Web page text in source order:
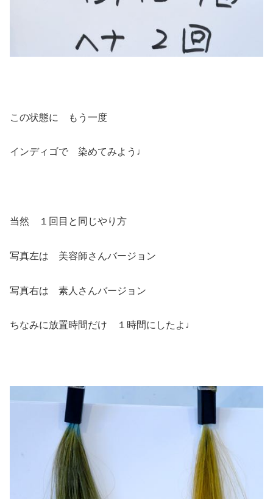
この状態に もう一度
インディゴで 染めてみよう♩
当然 １回目と同じやり方
写真左は 美容師さんバージョン
写真右は 素人さんバージョン
ちなみに放置時間だけ １時間にしたよ♩